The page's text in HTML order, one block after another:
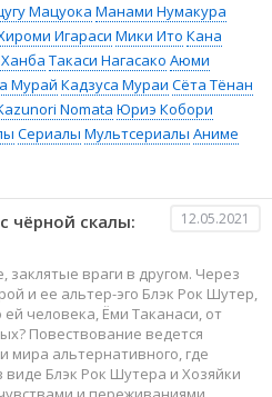
Мацуока Манами Нумакура
Игараси Мики Ито Кана
Такаси Нагасако Аюми
Мурай Кадзуса Мураи Сёта Тёнан
Nomata Юриэ Кобори
Сериалы Мультсериалы Аниме
чёрной скалы: 12.05.2021
враги в другом. Через
и ее альтер-эго Блэк Рок Шутер,
ей человека, Ёми Таканаси, от
Повествование ведется
мира альтернативного, где
Блэк Рок Шутера и Хозяйки